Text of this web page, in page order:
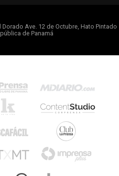
Ave. 12 de Octubre, Hato Pintado
de Panamá